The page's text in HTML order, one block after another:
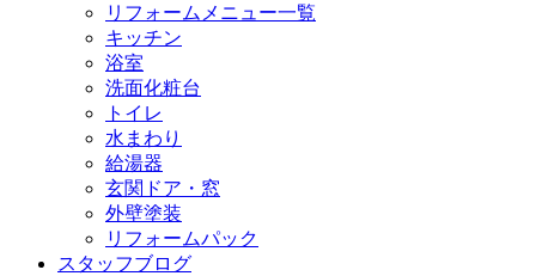
リフォームメニュー一覧
キッチン
浴室
洗面化粧台
トイレ
水まわり
給湯器
玄関ドア・窓
外壁塗装
リフォームパック
スタッフブログ